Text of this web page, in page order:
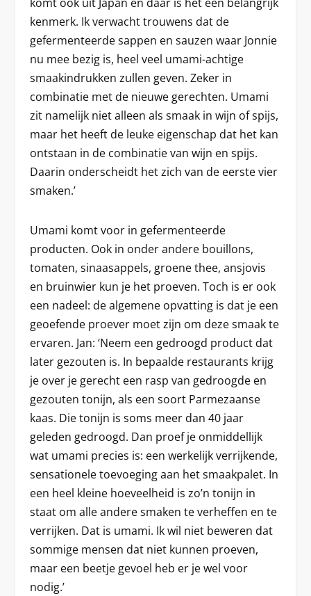
komt ook uit Japan en daar is het een belangrijk
kenmerk. Ik verwacht trouwens dat de
gefermenteerde sappen en sauzen waar Jonnie
nu mee bezig is, heel veel umami-achtige
smaakindrukken zullen geven. Zeker in
combinatie met de nieuwe gerechten. Umami
zit namelijk niet alleen als smaak in wijn of spijs,
maar het heeft de leuke eigenschap dat het kan
ontstaan in de combinatie van wijn en spijs.
Daarin onderscheidt het zich van de eerste vier
smaken.’
Umami komt voor in gefermenteerde
producten. Ook in onder andere bouillons,
tomaten, sinaasappels, groene thee, ansjovis
en bruinwier kun je het proeven. Toch is er ook
een nadeel: de algemene opvatting is dat je een
geoefende proever moet zijn om deze smaak te
ervaren. Jan: ‘Neem een gedroogd product dat
later gezouten is. In bepaalde restaurants krijg
je over je gerecht een rasp van gedroogde en
gezouten tonijn, als een soort Parmezaanse
kaas. Die tonijn is soms meer dan 40 jaar
geleden gedroogd. Dan proef je onmiddellijk
wat umami precies is: een werkelijk verrijkende,
sensationele toevoeging aan het smaakpalet. In
een heel kleine hoeveelheid is zo’n tonijn in
staat om alle andere smaken te verheffen en te
verrijken. Dat is umami. Ik wil niet beweren dat
sommige mensen dat niet kunnen proeven,
maar een beetje gevoel heb er je wel voor
nodig.’